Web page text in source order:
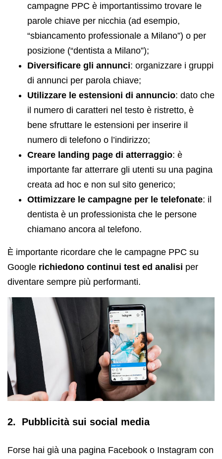
campagne PPC è importantissimo trovare le
parole chiave per nicchia (ad esempio,
“sbiancamento professionale a Milano”) o per
posizione (“dentista a Milano”);
Diversificare gli annunci: organizzare i gruppi
di annunci per parola chiave;
Utilizzare le estensioni di annuncio: dato che
il numero di caratteri nel testo è ristretto, è
bene sfruttare le estensioni per inserire il
numero di telefono o l’indirizzo;
Creare landing page di atterraggio: è
importante far atterrare gli utenti su una pagina
creata ad hoc e non sul sito generico;
Ottimizzare le campagne per le telefonate: il
dentista è un professionista che le persone
chiamano ancora al telefono.
È importante ricordare che le campagne PPC su
Google richiedono continui test ed analisi per
diventare sempre più performanti.
2. Pubblicità sui social media
Forse hai già una pagina Facebook o Instagram con